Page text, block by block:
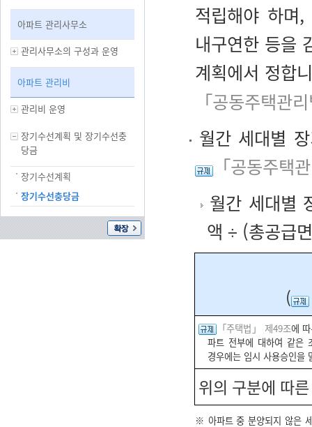
아파트 관리사무소
관리사무소의 구성과 운영
아파트 관리비
관리비 운영
장기수선계획 및 장기수선충
당금
장기수선계획
장기수선충당금
적립해야 하며
내구연한 등을
계획에서 정합
「공동주택관
월간 세대별
「공동주택
월간 세대별
액 ÷ (총공급
(
「주택법」 제49조에
파트 전부에 대하여 같은
경우에는 임시 사용승인을
위의 구분에 따
※ 아파트 중 분양되지 않은